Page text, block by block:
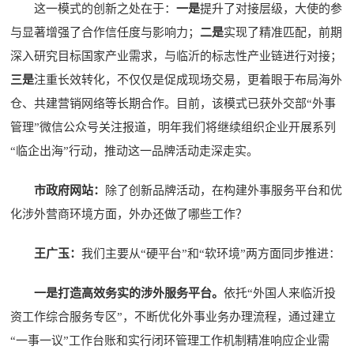
这一模式的创新之处在于：一是提升了对接层级，大使的参
与显著增强了合作信任度与影响力； 二是实现了精准匹配，前期
深入研究目标国家产业需求，与临沂的标志性产业链进行对接；
三是注重长效转化，不仅仅是促成现场交易，更着眼于布局海外
仓、共建营销网络等长期合作。目前，该模式已获外交部“外事
管理”微信公众号关注报道，明年我们将继续组织企业开展系列
“临企出海”行动，推动这一品牌活动走深走实。
市政府网站： 除了创新品牌活动，在构建外事服务平台和优
化涉外营商环境方面，外办还做了哪些工作？
王广玉：我们主要从“硬平台”和“软环境”两方面同步推进：
一是打造高效务实的涉外服务平台。依托“外国人来临沂投
资工作综合服务专区”，不断优化外事业务办理流程，通过建立
“一事一议”工作台账和实行闭环管理工作机制精准响应企业需